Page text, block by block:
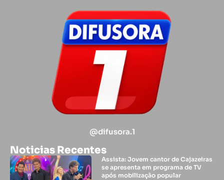
@difusora.1
Noticias Recentes
Assista: Jovem cantor de Cajazeiras
se apresenta em programa de TV
após mobilização popular